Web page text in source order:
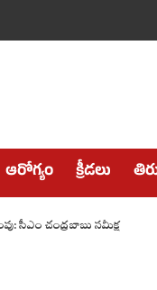
ఆరోగ్యం క్రీడలు
సీఎం చంద్రబాబు సమీక్ష